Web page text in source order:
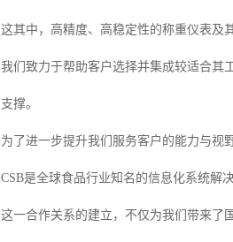
这其中，高精度、高稳定性的称重仪表及
我们致力于帮助客户选择并集成较适合其
支撑。
为了进一步提升我们服务客户的能力与视
CSB是全球食品行业知名的信息化系统解
这一合作关系的建立，不仅为我们带来了